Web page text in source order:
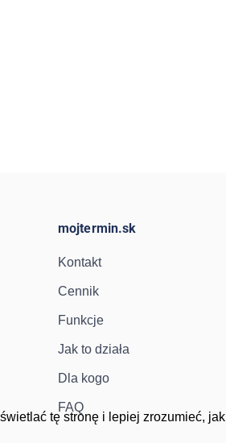
mojtermin.sk
Kontakt
Cennik
Funkcje
Jak to działa
Dla kogo
FAQ
tę stronę i lepiej zrozumieć, jak